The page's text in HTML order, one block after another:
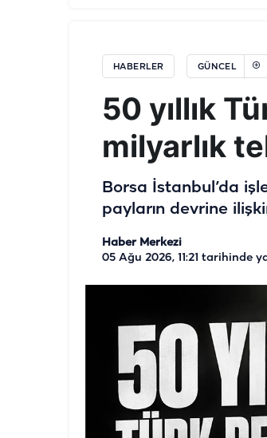
HABERLER GÜNCEL
50 yıllık
milyarlık
Borsa İstanbul’da
payların devrine
Haber Merkezi
05 Ağu 2026, 11:21 tarihinde